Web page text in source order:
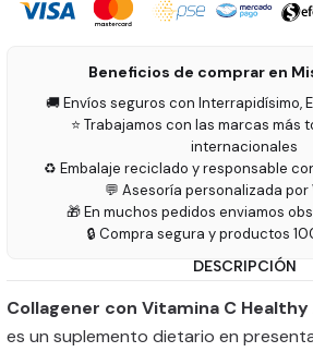
Beneficios de comprar en
🚚 Envíos seguros con Interrapidísimo,
⭐ Trabajamos con las marcas más
internacionales
♻️ Embalaje reciclado y responsable
💬 Asesoría personalizada
🎁 En muchos pedidos enviamos
🔒 Compra segura y productos
DESCRIPCIÓN
Collagener con Vitamina C
es un suplemento dietario en